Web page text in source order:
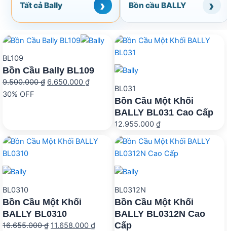
Tất cả Bally Bồn cầu BALLY
BL109
Bồn Cầu Bally BL109
9.500.000₫ Giá
6.650.000 ₫Giá
30% OFF
BL031
Bồn Cầu Một Khối
BALLY BL031 Cao Cấp
12.955.000₫
BL0310
Bồn Cầu Một Khối
BALLY BL0310
16.655.000₫ Giá
11.658.000 ₫Giá
BL0312N
Bồn Cầu Một Khối
BALLY BL0312N Cao
Cấp